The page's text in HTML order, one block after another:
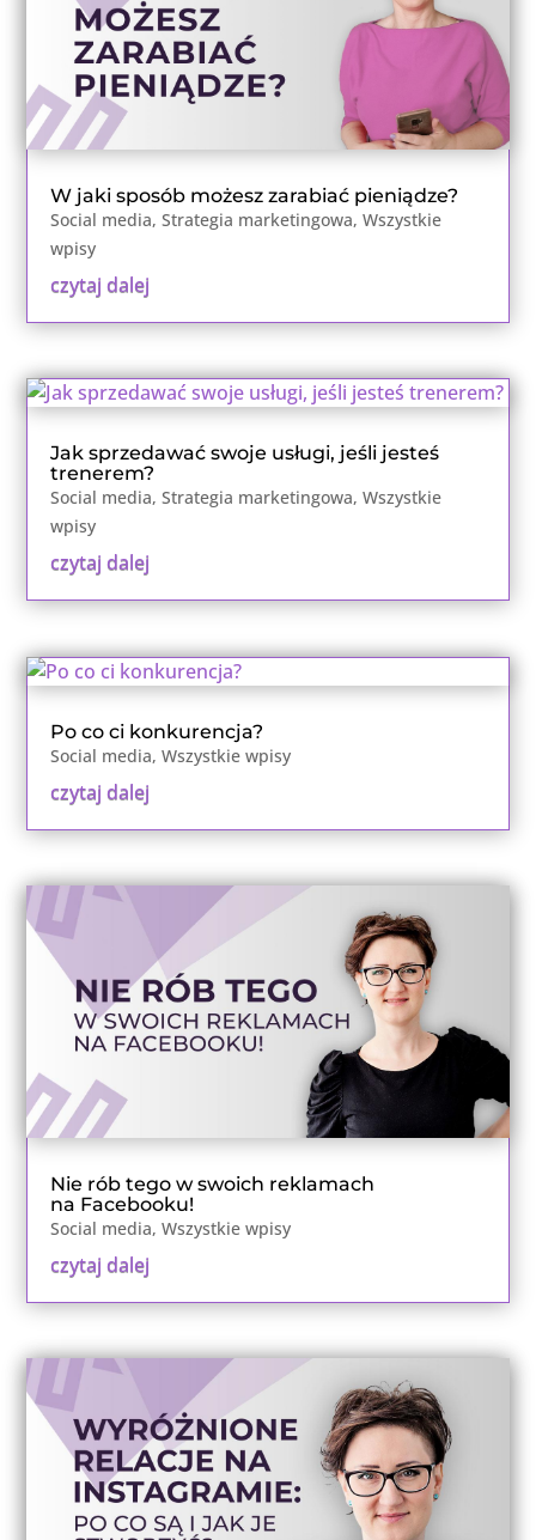
W jaki sposób możesz zarabiać pieniądze?
Social media,Strategia marketingowa,Wszystkie
wpisy
czytaj dalej
Jak sprzedawać swoje usługi, jeśli jesteś
trenerem?
Social media,Strategia marketingowa,Wszystkie
wpisy
czytaj dalej
Po co ci konkurencja?
Social media,Wszystkie wpisy
czytaj dalej
Nie rób tego w swoich reklamach
na Facebooku!
Social media,Wszystkie wpisy
czytaj dalej